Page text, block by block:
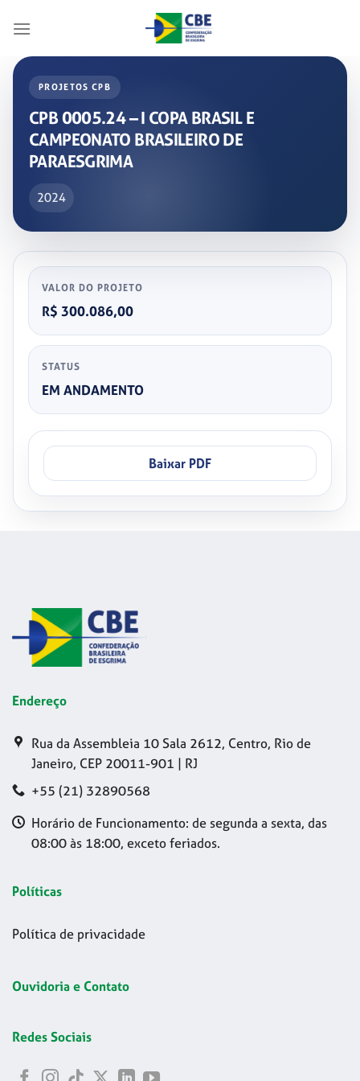
PROJETOS CPB
CPB 0005.24 – I COPA BRASIL E
CAMPEONATO BRASILEIRO DE
PARAESGRIMA
2024
VALOR DO PROJETO
R$ 300.086,00
STATUS
EM ANDAMENTO
Baixar PDF
Endereço
Rua da Assembleia 10 Sala 2612, Centro, Rio de
Janeiro, CEP 20011-901 | RJ
+55 (21) 32890568
Horário de Funcionamento: de segunda a sexta, das
08:00 às 18:00, exceto feriados.
Políticas
Política de privacidade
Ouvidoria e Contato
Redes Sociais